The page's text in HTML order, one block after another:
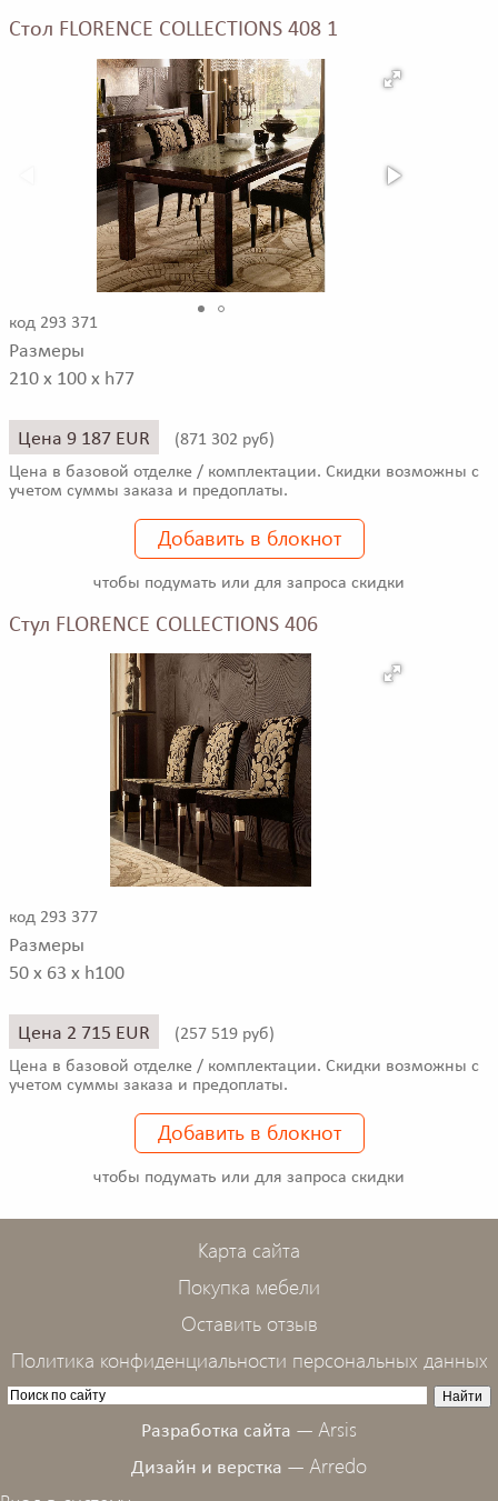
Стол FLORENCE COLLECTIONS 408 1
код 293 371
Размеры
210 x 100 x h77
Цена 9 187 EUR (871 302 руб)
Цена в базовой отделке / комплектации. Скидки возможны с
учетом суммы заказа и предоплаты.
Добавить в блокнот
чтобы подумать или для запроса скидки
Стул FLORENCE COLLECTIONS 406
код 293 377
Размеры
50 x 63 x h100
Цена 2 715 EUR (257 519 руб)
Цена в базовой отделке / комплектации. Скидки возможны с
учетом суммы заказа и предоплаты.
Добавить в блокнот
чтобы подумать или для запроса скидки
Карта сайта
Покупка мебели
Оставить отзыв
Политика конфиденциальности персональных данных
Разработка сайта — Arsis
Дизайн и верстка — Arredo